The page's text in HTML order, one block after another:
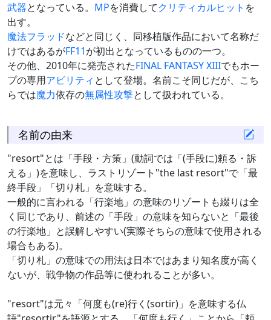
武器となっている。 MPを消費してクリティカルヒット を
出す。
魔法フラッドなどと同じく、同移植版作品において名称だ
けではあるがFF11が初出となっているものの一つ。
その他、2010年に発売されたFINAL FANTASY XIIIでもホー
プの専用アビリティ として登場。名前こそ同じだが、こち
らでは魔力依存の無属性攻撃として扱われている。
名前の由来
"resort"とは「手段・方策」(動詞では「(手段に)頼る・訴
える」)を意味し、ラストリゾート"the last resort"で「最
終手段」「切り札」を意味する。
一般的に言われる「行楽地」の意味のリゾートも綴りは全
く同じであり、前述の「手段」の意味を知らないと「最後
の行楽地」と誤解しやすい(実際そちらの意味で使用される
場合もある)。
「切り札」の意味での用法は日本ではあまり知名度が高く
ないが、戦争物の作品等に使われることが多い。
"resort"は元々「何度も(re)行く(sortir)」を意味する仏